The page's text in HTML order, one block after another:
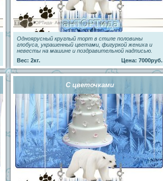
Одноярусный круглый торт в стиле половины
глобуса, украшенный цветами, фигуркой жениха и
невесты на машине и поздравительной надписью.
Вес: 2кг.
Цена: 7000руб.
С цветочками